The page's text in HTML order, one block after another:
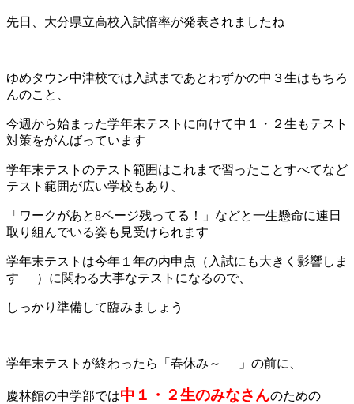
先日、大分県立高校入試倍率が発表されましたね
ゆめタウン中津校では入試まであとわずかの中３生はもちろ
んのこと、
今週から始まった学年末テストに向けて中１・２生もテスト
対策をがんばっています
学年末テストのテスト範囲はこれまで習ったことすべてなど
テスト範囲が広い学校もあり、
「ワークがあと8ページ残ってる！」などと一生懸命に連日
取り組んでいる姿も見受けられます
学年末テストは今年１年の内申点（入試にも大きく影響しま
す
）に関わる大事なテストになるので、
しっかり準備して臨みましょう
学年末テストが終わったら「春休み～ 」の前に、
慶林館の中学部では中１・２生のみなさんのための